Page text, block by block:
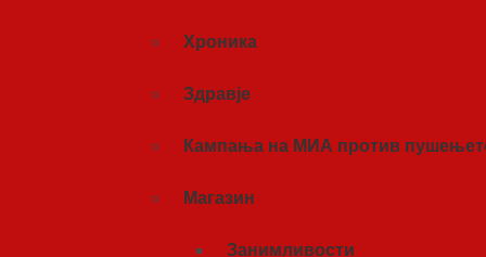
Хроника
Здравје
Кампања на МИА против
Магазин
Занимливости